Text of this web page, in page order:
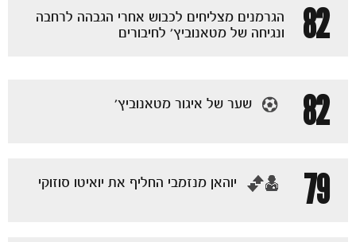
82
הגרמנים מצליחים לכבוש אחרי הגבהה לרחבה
ונגיחה של מטאנוביץ' לחיבורים
82 שער של איגור מטאנוביץ'
79 ‏יוהאן מנזמבי החליף את יואיטו סוזוקי